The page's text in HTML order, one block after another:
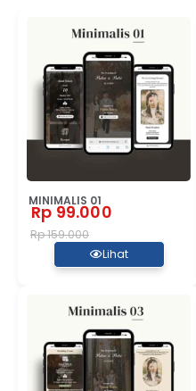
MINIMALIS 01
Rp 99.000
Rp 159.000
Lihat